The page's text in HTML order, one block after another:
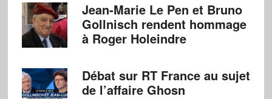
Jean-Marie Le Pen et Bruno
Gollnisch rendent hommage
à Roger Holeindre
Débat sur RT France au sujet
de l’affaire Ghosn